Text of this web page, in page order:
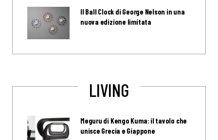
Il Ball Clock di George Nelson in una
nuova edizione limitata
LIVING
Meguru di Kengo Kuma: il tavolo che
unisce Grecia e Giappone